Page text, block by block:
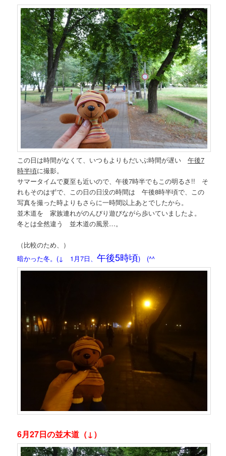
この日は時間がなくて、いつもよりもだいぶ時間が遅い午後7
時半頃に撮影。
サマータイムで夏至も近いので、午後7時半でもこの明るさ!! そ
れもそのはずで、この日の日没の時間は 午後8時半頃で、この
写真を撮った時よりもさらに一時間以上あとでしたから。
並木道を 家族連れがのんびり遊びながら歩いていましたよ。
冬とは全然違う 並木道の風景…。
（比較のため、）
暗かった冬。(↓ 1月7日、午後5時頃) (^^ゞ
6月27日の並木道（↓）